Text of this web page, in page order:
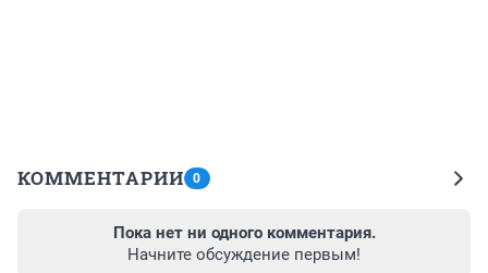
КОММЕНТАРИИ 0
Пока нет ни одного комментария.
Начните обсуждение первым!